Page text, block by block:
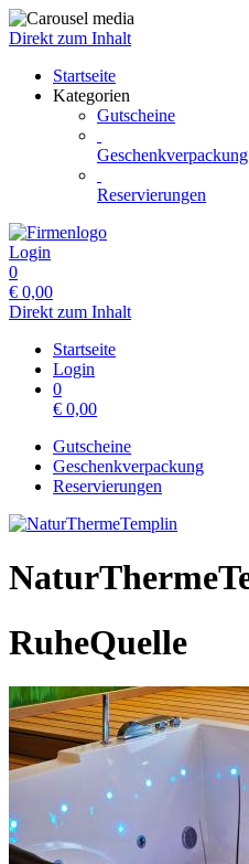
Direkt zum Inhalt
Startseite
Kategorien
Gutscheine
Geschenkverpackung
Reservierungen
Login
0
€ 0,00
Direkt zum Inhalt
Startseite
Login
0
€ 0,00
Gutscheine
Geschenkverpackung
Reservierungen
RuheQuelle